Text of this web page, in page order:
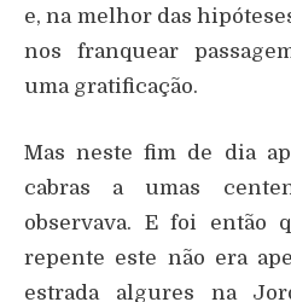
e, na melhor das
nos franquear
uma gratificação.
Mas neste fim de dia
cabras a umas
observava. E foi então
repente este não era
estrada algures na